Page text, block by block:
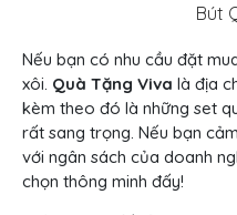
Bút
Nếu bạn có nhu cầu đặt
xôi. Quà Tặng Viva là địa
kèm theo đó là những set
rất sang trọng. Nếu bạn
với ngân sách của doanh
chọn thông minh đấy!